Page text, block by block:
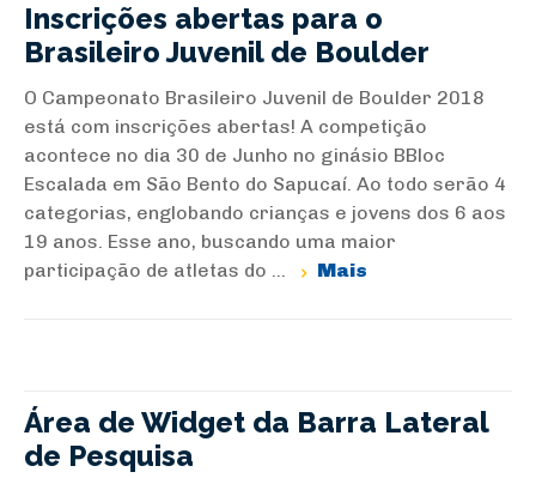
Inscrições abertas para o
Brasileiro Juvenil de Boulder
O Campeonato Brasileiro Juvenil de Boulder 2018
está com inscrições abertas! A competição
acontece no dia 30 de Junho no ginásio BBloc
Escalada em São Bento do Sapucaí. Ao todo serão 4
categorias, englobando crianças e jovens dos 6 aos
19 anos. Esse ano, buscando uma maior
participação de atletas do ...
Mais
Área de Widget da Barra Lateral
de Pesquisa